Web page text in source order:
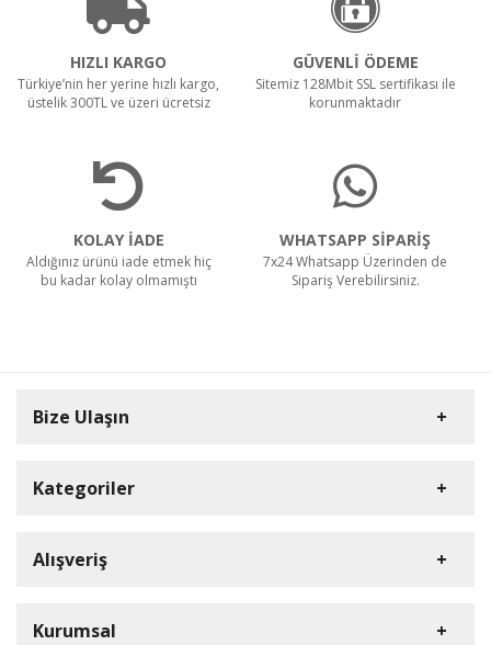
HIZLI KARGO
Türkiye’nin her yerine hızlı kargo,
üstelik 300TL ve üzeri ücretsiz
GÜVENLİ ÖDEME
Sitemiz 128Mbit SSL sertifikası ile
korunmaktadır
KOLAY İADE
Aldığınız ürünü iade etmek hiç
bu kadar kolay olmamıştı
WHATSAPP SİPARİŞ
7x24 Whatsapp Üzerinden de
Sipariş Verebilirsiniz.
Bize Ulaşın
0(352) 231 92 94
Kategoriler
Rulopak
Ermop
Alışveriş
Kurumsal